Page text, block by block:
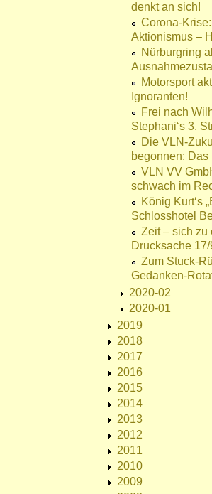
denkt an sich!
Corona-
Aktionismus –
Nürburgring
Motorsport
Ignoranten!
Frei nach
Stephani‘s 3.
Die VLN-
begonnen: Das
VLN VV
schwach im
König Kurt‘s
Schlosshotel
Zeit – sich zu
Drucksache
Zum Stuck-
Gedanken-
2020-02
2020-01
2019
2018
2017
2016
2015
2014
2013
2012
2011
2010
2009